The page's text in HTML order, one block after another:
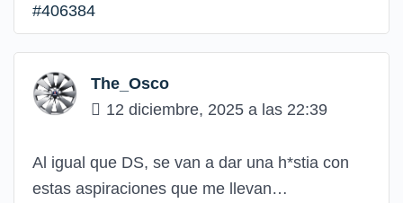
#406384
The_Osco
12 diciembre, 2025 a las 22:39
Al igual que DS, se van a dar una h*stia con
estas aspiraciones que me llevan…